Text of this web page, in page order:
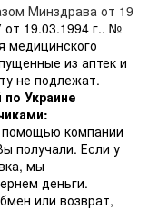
Минздрава от 19
19.03.1994 г.. №
медицинского
из аптек и
не подлежат.
Украине
компании
получали. Если у
мы
деньги.
или возврат,